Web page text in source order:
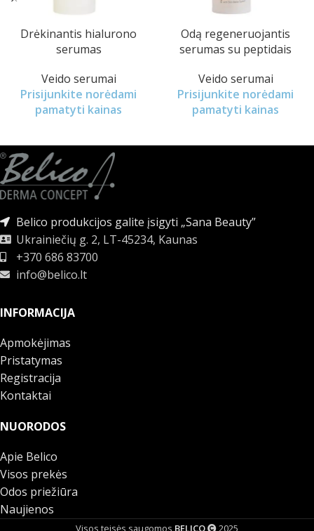
Drėkinantis hialurono
serumas
Veido serumai
Prisijunkite norėdami
pamatyti kainas
Odą regeneruojantis
serumas su peptidais
Veido serumai
Prisijunkite norėdami
pamatyti kainas
Belico produkcijos galite įsigyti „Sana Beauty”
Ukrainiečių g. 2, LT-45234, Kaunas
+370 686 83700
info@belico.lt
INFORMACIJA
Apmokėjimas
Pristatymas
Registracija
Kontaktai
NUORODOS
Apie Belico
Visos prekės
Odos priežiūra
Naujienos
Visos teisės saugomos BELICO 2025